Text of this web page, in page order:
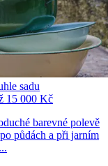
sadu
15 000 Kč
barevné polevě
půdách a při jarním